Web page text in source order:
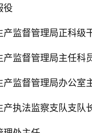
督管理局正科级
督管理局主任科
督管理局办公室
执法监察支队支队